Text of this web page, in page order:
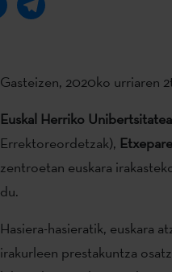
Gasteizen, 2020ko urriaren
Euskal Herriko
Errektoreordetzak),
zentroetan euskara
du.
Hasiera-hasieratik, euskara
irakurleen prestakuntza